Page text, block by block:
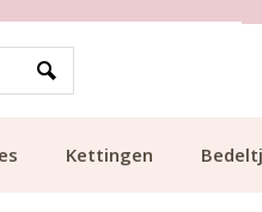
Kettingen